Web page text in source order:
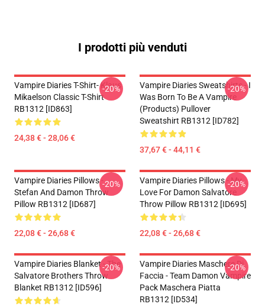
I prodotti più venduti
Vampire Diaries T-Shirt- Klaus
Mikaelson Classic T-Shirt
RB1312 [ID863]
24,38 € - 28,06 €
-20%
Vampire Diaries Sweatshirts - I
Was Born To Be A Vampire
(products) Pullover
Sweatshirt RB1312 [ID782]
37,67 € - 44,11 €
-20%
Vampire Diaries Pillows -
Stefan And Damon Throw
Pillow RB1312 [ID687]
22,08 € - 26,68 €
-20%
Vampire Diaries Pillows - My
Love For Damon Salvatore
Throw Pillow RB1312 [ID695]
22,08 € - 26,68 €
-20%
Vampire Diaries Blanket - The
Salvatore Brothers Throw
Blanket RB1312 [ID596]
-20%
Vampire Diaries Maschere Di
Faccia - Team Damon Vampire
Pack Maschera Piatta
RB1312 [ID534]
-20%